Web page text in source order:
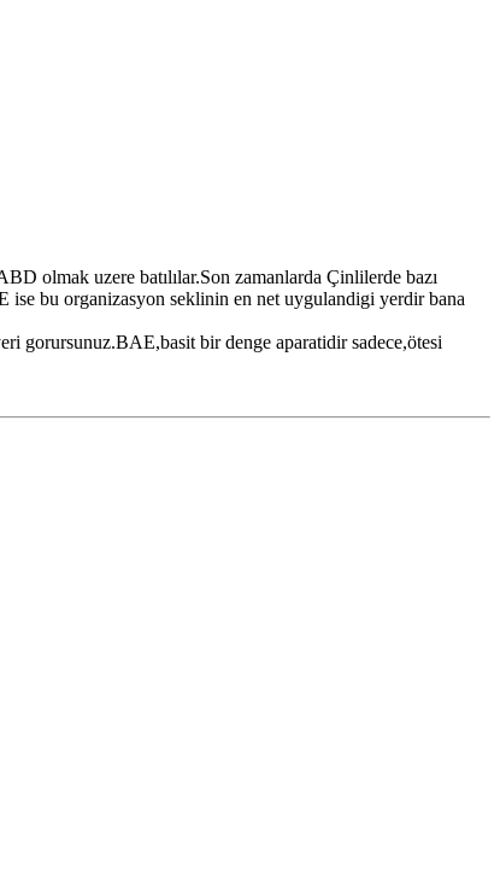
olmak uzere batılılar.Son zamanlarda Çinlilerde bazı
bu organizasyon seklinin en net uygulandigi yerdir bana
gorursunuz.BAE,basit bir denge aparatidir sadece,ötesi